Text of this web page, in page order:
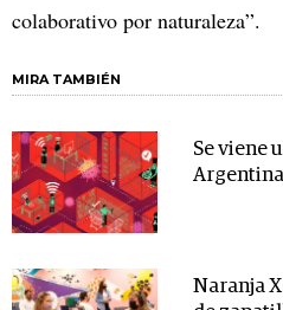
colaborativo por naturaleza”.
MIRA TAMBIÉN
Se viene
Naranja